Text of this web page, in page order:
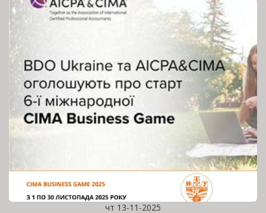
чт 13-11-2025